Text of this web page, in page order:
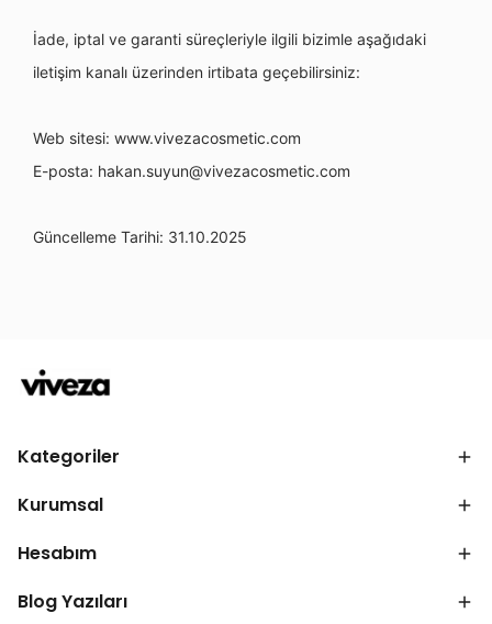
İade, iptal ve garanti süreçleriyle ilgili bizimle aşağıdaki
iletişim kanalı üzerinden irtibata geçebilirsiniz:
Web sitesi: www.vivezacosmetic.com
E-posta: hakan.suyun@vivezacosmetic.com
Güncelleme Tarihi: 31.10.2025
Kategoriler
Kurumsal
Hesabım
Blog Yazıları